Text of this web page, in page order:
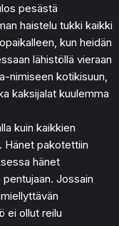
pesästä
haistelu tukki kaikki
kun heidän
lähistöllä vieraan
nimiseen kotikisuun,
kaksijalat kuulemma
kuin kaikkien
Hänet pakotettiin
hänet
Jossain
ei ollut reilu